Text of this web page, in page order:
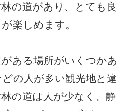
の道があり、とても良
楽しめます。
ある場所がいくつかあ
の人が多い観光地と違
の道は人が少なく、静